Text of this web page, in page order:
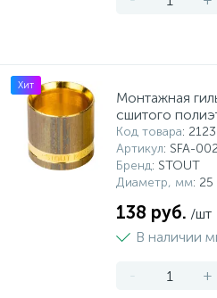
Хит
Монтажная
сшитого
Код товара:
Артикул: SFA-
Бренд: STOUT
Диаметр, мм: 25
138 руб. /шт
В наличии
- +